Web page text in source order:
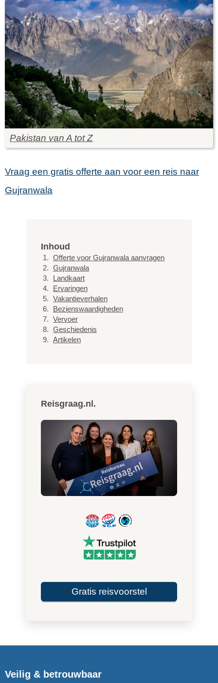
Pakistan van A tot Z
Vraag een gratis offerte aan voor een reis naar
Gujranwala
Inhoud
Offerte voor Gujranwala aanvragen
Gujranwala
Landkaart
Ervaringen
Vakantieverhalen
Bezienswaardigheden
Vervoer
Geschiedenis
Artikelen
Reisgraag.nl.
Gratis reisvoorstel
Veilig & betrouwbaar